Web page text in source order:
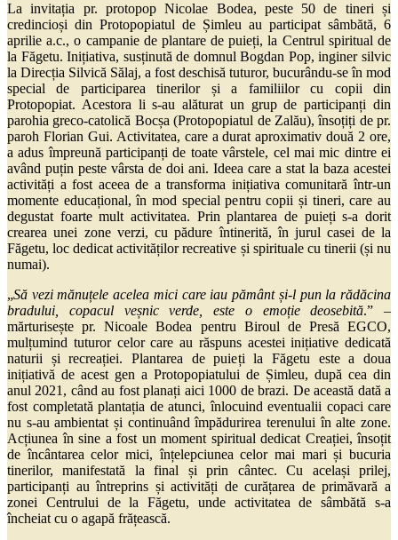
La invitația pr. protopop Nicolae Bodea, peste 50 de tineri și
credincioși din Protopopiatul de Șimleu au participat sâmbătă, 6
aprilie a.c., o campanie de plantare de puieți, la Centrul spiritual de
la Făgetu. Inițiativa, susținută de domnul Bogdan Pop, inginer silvic
la Direcția Silvică Sălaj, a fost deschisă tuturor, bucurându-se în mod
special de participarea tinerilor și a familiilor cu copii din
Protopopiat. Acestora li s-au alăturat un grup de participanți din
parohia greco-catolică Bocșa (Protopopiatul de Zalău), însoțiți de pr.
paroh Florian Gui. Activitatea, care a durat aproximativ două 2 ore,
a adus împreună participanți de toate vârstele, cel mai mic dintre ei
având puțin peste vârsta de doi ani. Ideea care a stat la baza acestei
activități a fost aceea de a transforma inițiativa comunitară într-un
momente educațional, în mod special pentru copii și tineri, care au
degustat foarte mult activitatea. Prin plantarea de puieți s-a dorit
crearea unei zone verzi, cu pădure întinerită, în jurul casei de la
Făgetu, loc dedicat activităților recreative și spirituale cu tinerii (și nu
numai).
„Să vezi mănuțele acelea mici care iau pământ și-l pun la rădăcina
bradului, copacul veșnic verde, este o emoție deosebită.” –
mărturisește pr. Nicoale Bodea pentru Biroul de Presă EGCO,
mulțumind tuturor celor care au răspuns acestei inițiative dedicată
naturii și recreației. Plantarea de puieți la Făgetu este a doua
inițiativă de acest gen a Protopopiatului de Șimleu, după cea din
anul 2021, când au fost planați aici 1000 de brazi. De această dată a
fost completată plantația de atunci, înlocuind eventualii copaci care
nu s-au ambientat și continuând împădurirea terenului în alte zone.
Acțiunea în sine a fost un moment spiritual dedicat Creației, însoțit
de încântarea celor mici, înțelepciunea celor mai mari și bucuria
tinerilor, manifestată la final și prin cântec. Cu același prilej,
participanți au întreprins și activități de curățarea de primăvară a
zonei Centrului de la Făgetu, unde activitatea de sâmbătă s-a
încheiat cu o agapă frățească.